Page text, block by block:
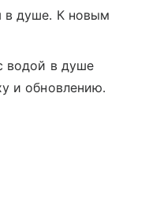
в душе. К новым
водой в душе
и обновлению.